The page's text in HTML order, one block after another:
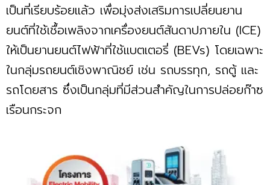
เป็นที่เรียบร้อยแล้ว เพื่อมุ่งส่งเสริมการเปลี่ยนยาน
ยนต์ที่ใช้เชื้อเพลิงจากเครื่องยนต์สันดาปภายใน (ICE)
ให้เป็นยานยนต์ไฟฟ้าที่ใช้แบตเตอรี่ (BEVs) โดยเฉพาะ
ในกลุ่มรถยนต์เชิงพาณิชย์ เช่น รถบรรทุก, รถตู้ และ
รถโดยสาร ซึ่งเป็นกลุ่มที่มีส่วนสำคัญในการปล่อยก๊าซ
เรือนกระจก